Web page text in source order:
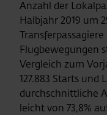
Anzahl der
Halbjahr 2019 um
Flugbewegungen
Vergleich zum
127.883 Starts und
durchschnittliche
leicht von 73,8%